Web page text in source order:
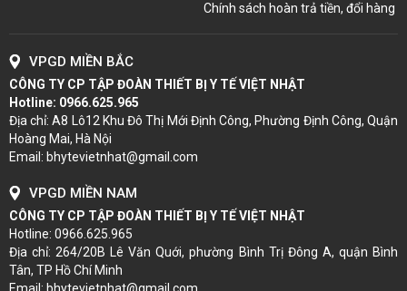
Chính sách hoàn trả tiền, đổi hàng
VPGD MIỀN BẮC
CÔNG TY CP TẬP ĐOÀN THIẾT BỊ Y TẾ VIỆT NHẬT
Hotline: 0966.625.965
Địa chỉ: A8 Lô12 Khu Đô Thị Mới Định Công, Phường Định Công, Quận
Hoàng Mai, Hà Nội
Email: bhytevietnhat@gmail.com
VPGD MIỀN NAM
CÔNG TY CP TẬP ĐOÀN THIẾT BỊ Y TẾ VIỆT NHẬT
Hotline: 0966.625.965
Địa chỉ: 264/20B Lê Văn Quới, phường Bình Trị Đông A, quận Bình
Tân, TP Hồ Chí Minh